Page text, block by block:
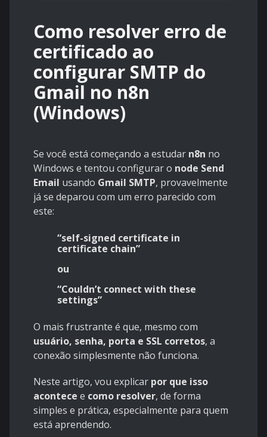
Como resolver erro de
certificado ao
configurar SMTP do
Gmail no n8n
(Windows)
Se você está começando a estudar n8n no
Windows e tentou configurar o node Send
Email usando Gmail SMTP, provavelmente
já se deparou com um erro parecido com
este:
“self-signed certificate in
certificate chain”
ou
“Couldn’t connect with these
settings”
O mais frustrante é que, mesmo com
usuário, senha, porta e SSL corretos, a
conexão simplesmente não funciona.
Neste artigo, vou explicar por que isso
acontece e como resolver, de forma
simples e prática, especialmente para quem
está aprendendo.